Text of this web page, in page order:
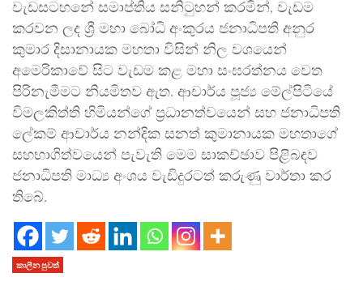
වැඩසටහනේ සමාප්තිය සනිටුහන් කරමින්, වැඩම
කරවන ලද ශ්‍රී මහා බෝධි අංකුරය ජනාධිපති අනුර
කුමාර දිසානායක මහතා විසින් නිල වශයෙන්
අමෙරිකාවේ සිට වැඩම කළ මහා සංඝරත්නය වෙත
පිරිනැමීමට නියමිතව ඇත. ආචාර්ය පූජ්‍ය මේල්පිටියේ
විමලකිත්ති හිමියන්ගේ ප්‍රධානත්වයෙන් සහ ජනාධිපති
ලේකම් ආචාර්ය නන්දික සනත් කුමානායක මහතාගේ
සහභාගිත්වයෙන් පැවැති මෙම සාකච්ඡාව පිළිබඳව
ජනාධිපති මාධ්‍ය අංශය වැඩිදුරටත් කරුණු වාර්තා කර
තිබේ.
කාලීන පුවත්